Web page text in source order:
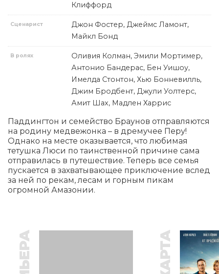
Клиффорд
Сценарист
Джон Фостер, Джеймс Ламонт,
Майкл Бонд
В ролях
Оливия Колман, Эмили Мортимер,
Антонио Бандерас, Бен Уишоу,
Имелда Стонтон, Хью Бонневилль,
Джим Бродбент, Джули Уолтерс,
Амит Шах, Мадлен Харрис
Паддингтон и семейство Браунов отправляются
на родину медвежонка – в дремучее Перу!
Однако на месте оказывается, что любимая
тетушка Люси по таинственной причине сама
отправилась в путешествие. Теперь все семья
пускается в захватывающее приключение вслед
за ней по рекам, лесам и горным пикам
огромной Амазонии.